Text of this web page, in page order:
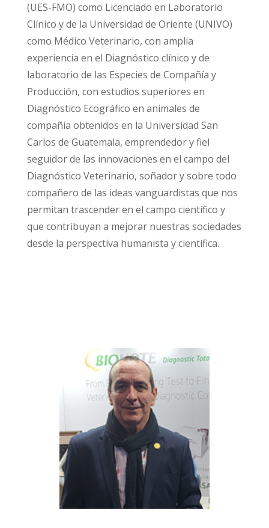
(UES-FMO) como Licenciado en Laboratorio
Clínico y de la Universidad de Oriente (UNIVO)
como Médico Veterinario, con amplia
experiencia en el Diagnóstico clínico y de
laboratorio de las Especies de Compañía y
Producción, con estudios superiores en
Diagnóstico Ecográfico en animales de
compañía obtenidos en la Universidad San
Carlos de Guatemala, emprendedor y fiel
seguidor de las innovaciones en el campo del
Diagnóstico Veterinario, soñador y sobre todo
compañero de las ideas vanguardistas que nos
permitan trascender en el campo científico y
que contribuyan a mejorar nuestras sociedades
desde la perspectiva humanista y científica.